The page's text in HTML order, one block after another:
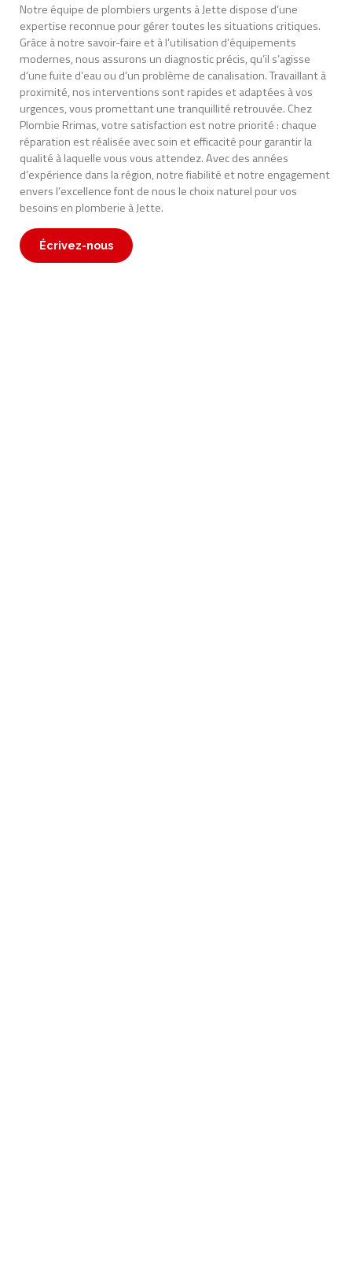
Notre équipe de plombiers urgents à Jette dispose d’une
expertise reconnue pour gérer toutes les situations critiques.
Grâce à notre savoir-faire et à l’utilisation d’équipements
modernes, nous assurons un diagnostic précis, qu’il s’agisse
d’une fuite d’eau ou d’un problème de canalisation. Travaillant à
proximité, nos interventions sont rapides et adaptées à vos
urgences, vous promettant une tranquillité retrouvée. Chez
Plombie Rrimas, votre satisfaction est notre priorité : chaque
réparation est réalisée avec soin et efficacité pour garantir la
qualité à laquelle vous vous attendez. Avec des années
d’expérience dans la région, notre fiabilité et notre engagement
envers l’excellence font de nous le choix naturel pour vos
besoins en plomberie à Jette.
Écrivez-nous